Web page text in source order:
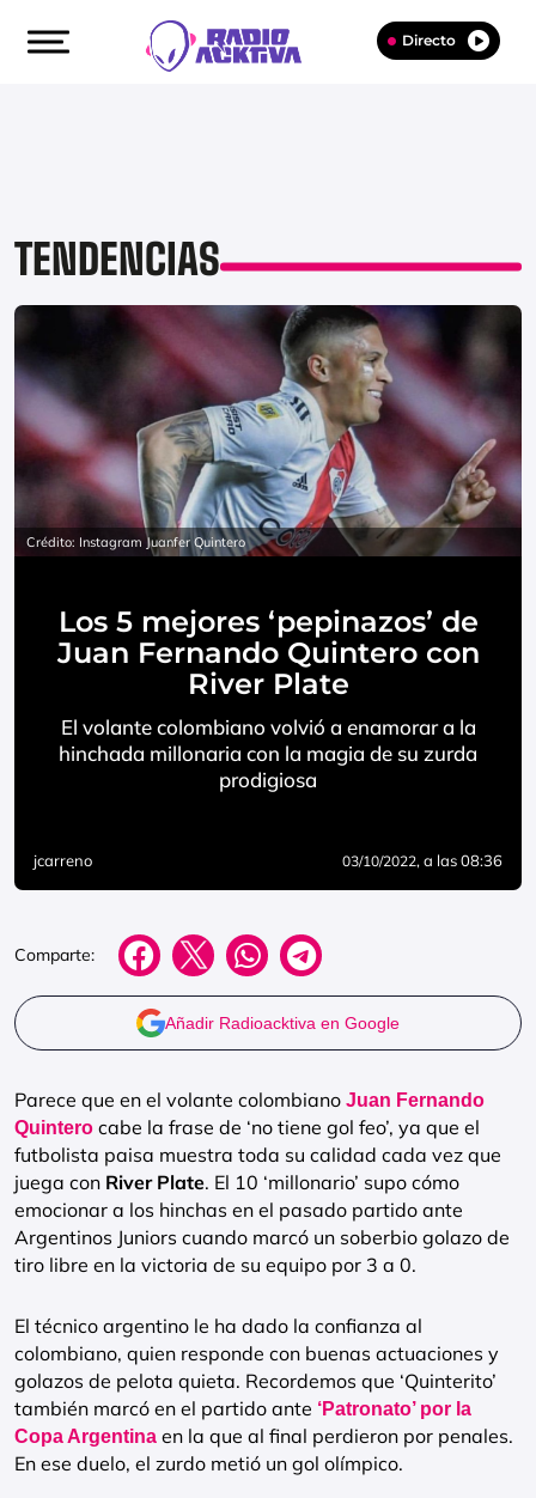
Directo
TENDENCIAS
Crédito: Instagram Juanfer Quintero
Los 5 mejores ‘pepinazos’ de
Juan Fernando Quintero con
River Plate
El volante colombiano volvió a enamorar a la
hinchada millonaria con la magia de su zurda
prodigiosa
jcarreno 03/10/2022, a las 08:36
Comparte:
Añadir Radioacktiva en Google
Parece que en el volante colombiano Juan Fernando
Quintero cabe la frase de ‘no tiene gol feo’, ya que el
futbolista paisa muestra toda su calidad cada vez que
juega con River Plate. El 10 ‘millonario’ supo cómo
emocionar a los hinchas en el pasado partido ante
Argentinos Juniors cuando marcó un soberbio golazo de
tiro libre en la victoria de su equipo por 3 a 0.
El técnico argentino le ha dado la confianza al
colombiano, quien responde con buenas actuaciones y
golazos de pelota quieta. Recordemos que ‘Quinterito’
también marcó en el partido ante ‘Patronato’ por la
Copa Argentina en la que al final perdieron por penales.
En ese duelo, el zurdo metió un gol olímpico.